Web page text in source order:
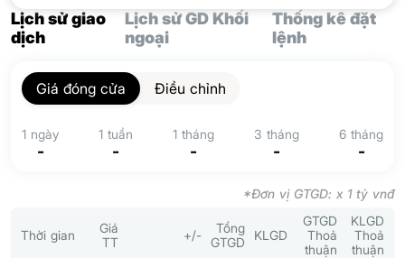
Lịch sử giao
dịch
Lịch sử GD Khối
ngoại
Thống kê đặt
lệnh
Giá đóng cửa Điều chỉnh
1 ngày
-
1 tuần
-
1 tháng
-
3 tháng
-
6 tháng
-
*Đơn vị GTGD: x 1 tỷ vnđ
Thời gian
Giá
TT
+/-
Tổng
GTGD
KLGD
GTGD
Thoả
thuận
KLGD
Thoả
thuận